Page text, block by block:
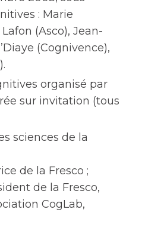
: Marie
(Asco), Jean-
(Cognivence),
organisé par
sur invitation (tous
sciences de la
de la Fresco ;
de la Fresco,
CogLab,